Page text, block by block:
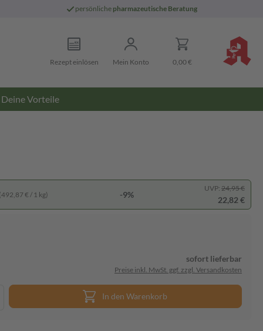
persönliche pharmazeutische Beratung
Rezept einlösen Mein Konto 0,00 €
Deine Vorteile
€ / 1 kg) -9%
UVP: 24,95 €
22,82 €
sofort lieferbar
Preise inkl. MwSt. ggf. zzgl. Versandkosten
In den Warenkorb